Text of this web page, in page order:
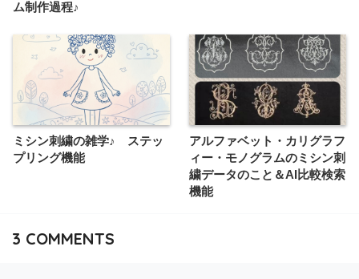
ム制作過程♪
ミシン刺繍の雑学♪ ステッ
プリング機能
アルファベット・カリグラフ
ィー・モノグラムのミシン刺
繍データのこと＆AI比較検索
機能
3 COMMENTS